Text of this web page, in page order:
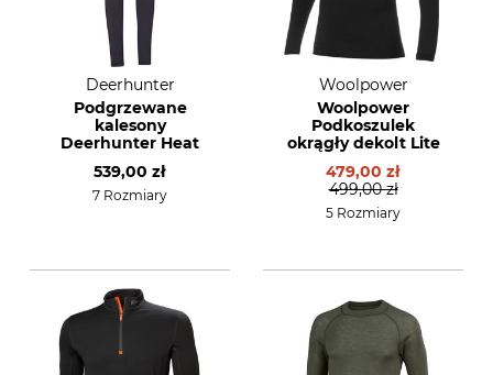
Deerhunter
Podgrzewane
kalesony
Deerhunter Heat
539,00 zł
7 Rozmiary
Woolpower
Woolpower
Podkoszulek
okrągły dekolt Lite
479,00 zł
499,00 zł
5 Rozmiary